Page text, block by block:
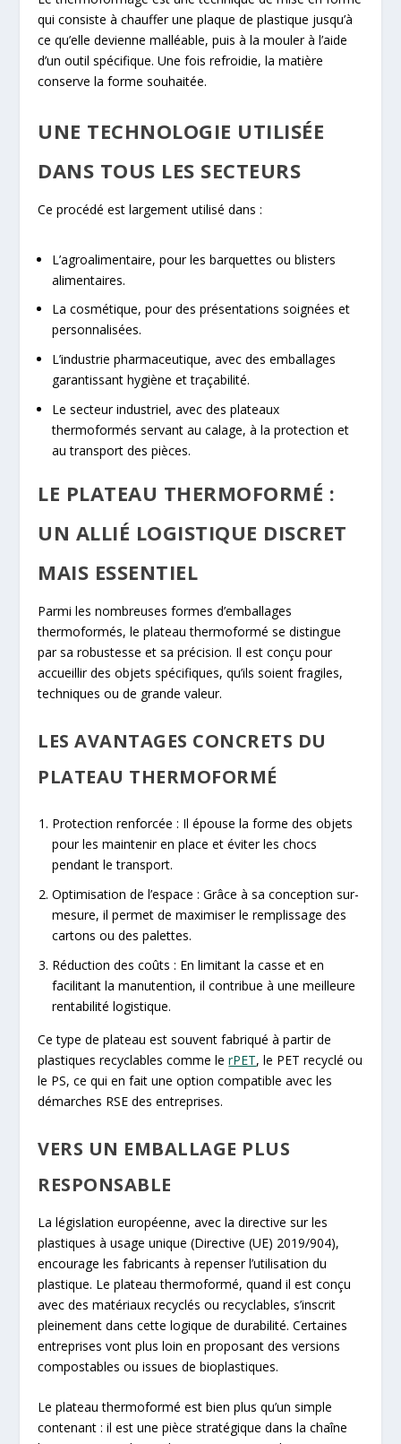
qui consiste à chauffer une plaque de plastique jusqu’à
ce qu’elle devienne malléable, puis à la mouler à l’aide
d’un outil spécifique. Une fois refroidie, la matière
conserve la forme souhaitée.
UNE TECHNOLOGIE UTILISÉE
DANS TOUS LES SECTEURS
Ce procédé est largement utilisé dans :
L’agroalimentaire, pour les barquettes ou blisters
alimentaires.
Lacosmétique, pour des présentations soignées et
personnalisées.
L’industrie pharmaceutique, avec des emballages
garantissant hygiène et traçabilité.
Lesecteur industriel, avec desplateaux
thermoformés servant au calage, à la protection et
au transport des pièces.
LE PLATEAU THERMOFORMÉ :
UN ALLIÉ LOGISTIQUE DISCRET
MAIS ESSENTIEL
Parmi les nombreuses formes d’emballages
thermoformés, leplateau thermoformé se distingue
par sa robustesse et sa précision. Il est conçu pour
accueillir des objets spécifiques, qu’ils soient fragiles,
techniques ou de grande valeur.
LES AVANTAGES CONCRETS DU
PLATEAU THERMOFORMÉ
Protection renforcée : Il épouse la forme des objets
pour les maintenir en place et éviter les chocs
pendant le transport.
Optimisation de l’espace : Grâce à sa conception sur-
mesure, il permet de maximiser le remplissage des
cartons ou des palettes.
Réduction des coûts : En limitant la casse et en
facilitant la manutention, il contribue à une meilleure
rentabilité logistique.
Ce type de plateau est souvent fabriqué à partir de
plastiques recyclables comme lerPET, le PET recyclé ou
le PS, ce qui en fait une option compatible avec les
démarches RSE des entreprises.
VERS UN EMBALLAGE PLUS
RESPONSABLE
La législation européenne, avec la directive sur les
plastiques à usage unique (Directive (UE) 2019/904),
encourage les fabricants à repenser l’utilisation du
plastique. Le plateau thermoformé, quand il est conçu
avec des matériaux recyclés ou recyclables, s’inscrit
pleinement dans cette logique de durabilité. Certaines
entreprises vont plus loin en proposant des versions
compostables ou issues de bioplastiques.
Le plateau thermoformé est bien plus qu’un simple
contenant : il est une pièce stratégique dans la chaîne